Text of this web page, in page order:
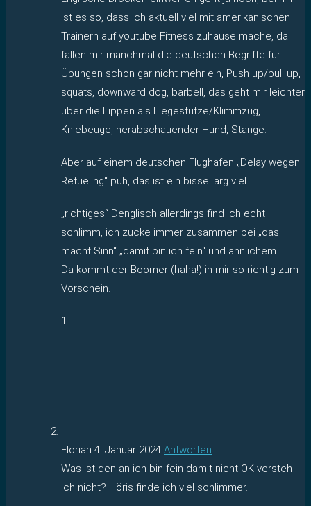
ist es so, dass ich aktuell viel mit amerikanischen
Trainern auf youtube Fitness zuhause mache, da
fallen mir manchmal die deutschen Begriffe für
Übungen schon gar nicht mehr ein, Push up/pull up,
squats, downward dog, barbell, das geht mir leichter
über die Lippen als Liegestütze/Klimmzug,
Kniebeuge, herabschauender Hund, Stange.
Aber auf einem deutschen Flughafen „Delay wegen
Refueling“ puh, das ist ein bissel arg viel.
„richtiges“ Denglisch allerdings find ich echt
schlimm, ich zucke immer zusammen bei „das
macht Sinn“ „damit bin ich fein“ und ähnlichem.
Da kommt der Boomer (haha!) in mir so richtig zum
Vorschein.
1
Florian 4. Januar 2024 Antworten
Was ist den an ich bin fein damit nicht OK versteh
ich nicht? Höris finde ich viel schlimmer.